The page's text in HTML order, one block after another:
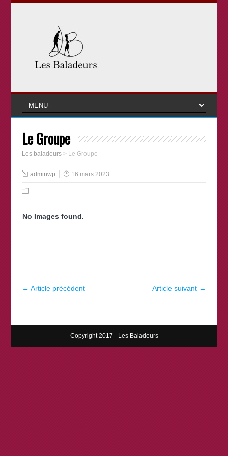
Le Groupe
Les baladeurs> Le Groupe
adminwp 16 mars 2023
No Images found.
← Article précédent Article suivant →
Copyright 2017 - Les Baladeurs